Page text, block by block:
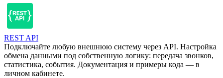
REST API
Подключайте любую внешнюю систему через API. Настройка
обмена данными под собственную логику: передача звонков,
статистика, события. Документация и примеры кода — в
личном кабинете.